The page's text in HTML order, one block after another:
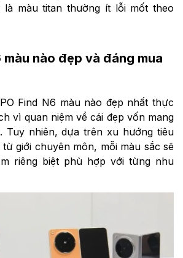
màu titan thường ít lỗi mốt theo
màu nào đẹp và đáng mua
Find N6 màu nào đẹp nhất thực
vì quan niệm về cái đẹp vốn mang
Tuy nhiên, dựa trên xu hướng tiêu
giới chuyên môn, mỗi màu sắc sẽ
riêng biệt phù hợp với từng nhu